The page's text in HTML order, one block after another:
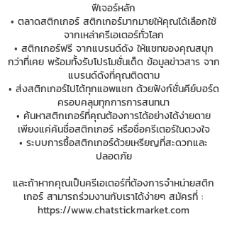
ฟีเจอร์หลัก
• ตลาดสติกเกอร์ สติกเกอร์มากมายให้คุณได้เลือกใช้
จากเหล่าครีเอเตอร์ทั่วโลก
• สติกเกอร์ฟรี จากแบรนด์ดัง ให้แชทของคุณสนุก
กว่าที่เคย พร้อมทั้งรับโปรโมชั่นเด็ด ข้อมูลข่าวสาร จาก
แบรนด์ดังที่คุณติดตาม
• ส่งสติกเกอร์ไปได้ทุกแอพแชท ด้วยฟังก์ชั่นคีย์บอร์ด
ครอบคลุมทุกการการสนทนา
• ค้นหาสติกเกอร์ที่คุณต้องการได้อย่างได้ง่ายดาย
เพียงแค่ค้นชื่อสติกเกอร์ หรือชื่อครีเตอร์ในดวงใจ
• ระบบการซื้อสติกเกอร์ด้วยเหรียญที่สะดวกและ
ปลอดภัย
และถ้าหากคุณเป็นครีเอเตอร์ที่ต้องการจำหน่ายสติก
เกอร์ สามารถร่วมงานกับเราได้ง่ายๆ สมัครที่ :
https://www.chatstickmarket.com